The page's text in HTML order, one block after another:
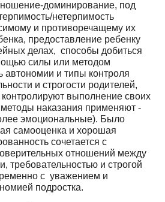
доминирование, под
нетерпимость
и противоречащему их
предоставление ребенку
делах, способы добиться
силы или методом
автономии и типы контроля
и строгости родителей,
контролируют выполнение своих
наказания применяют -
эмоциональные). Было
самооценка и хорошая
сочетается с
отношений между
требовательностью и строгой
с уважением и
подростка.